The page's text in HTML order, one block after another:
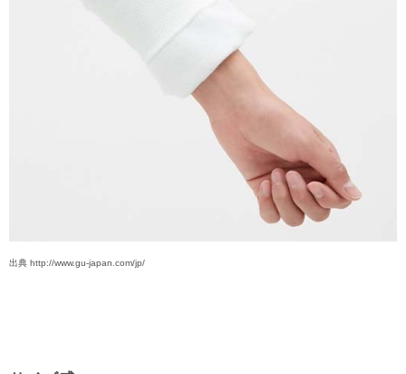
出典 http://www.gu-japan.com/jp/